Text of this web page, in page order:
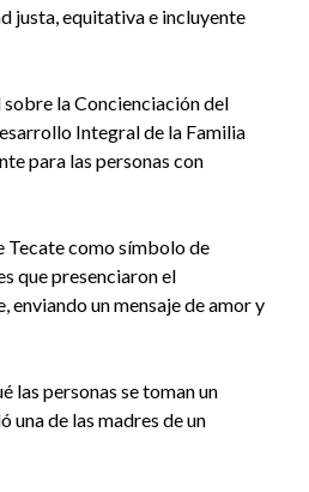
justa, equitativa e incluyente
la Concienciación del
Integral de la Familia
para las personas con
Tecate como símbolo de
que presenciaron el
un mensaje de amor y
las personas se toman un
una de las madres de un